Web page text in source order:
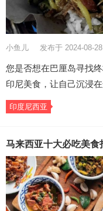
小鱼儿 发布于 2024-08-28
您是否想在巴厘岛寻找
印尼美食，让自己沉浸
印度尼西亚
马来西亚十大必吃美食